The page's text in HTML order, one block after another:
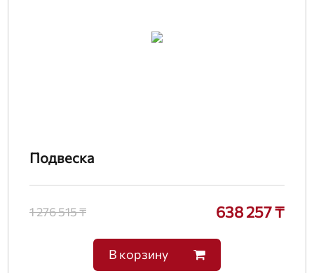
Подвеска
1 276 515 ₸ 638 257 ₸
В корзину